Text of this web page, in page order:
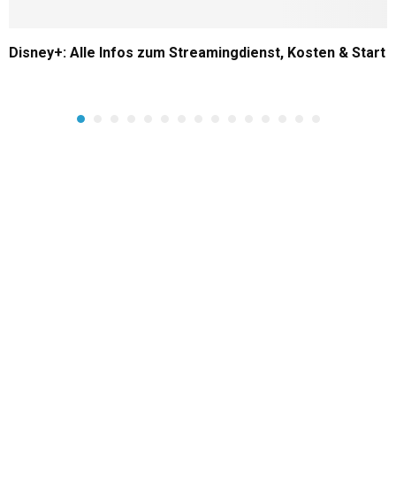
Disney+: Alle Infos zum Streamingdienst, Kosten & Start